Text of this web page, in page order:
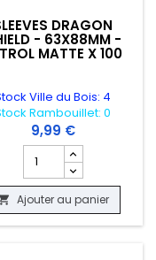
- JAPANESE SIZE X100
FOLIO - ZIP BLINDER
DRAGON
- 63X88MM -
MATTE X 100
Ville du Bois: 4
Rambouillet: 0
9,99 €
Champ quantité du
Ajouter au panier